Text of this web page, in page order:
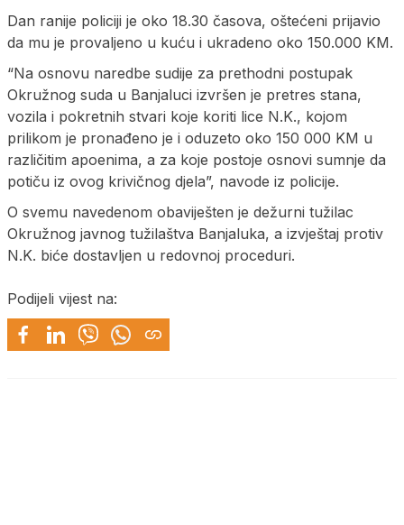
Dan ranije policiji je oko 18.30 časova, oštećeni prijavio
da mu je provaljeno u kuću i ukradeno oko 150.000 KM.
“Na osnovu naredbe sudije za prethodni postupak
Okružnog suda u Banjaluci izvršen je pretres stana,
vozila i pokretnih stvari koje koriti lice N.K., kojom
prilikom je pronađeno je i oduzeto oko 150 000 KM u
različitim apoenima, a za koje postoje osnovi sumnje da
potiču iz ovog krivičnog djela”, navode iz policije.
O svemu navedenom obaviješten je dežurni tužilac
Okružnog javnog tužilaštva Banjaluka, a izvještaj protiv
N.K. biće dostavljen u redovnoj proceduri.
Podijeli vijest na: